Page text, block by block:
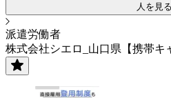
人を見る
派遣労働者
株式会社シエロ_山口県【携帯キ